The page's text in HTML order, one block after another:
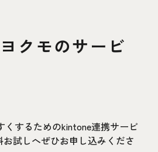
クモのサービ
くするためのkintone連携サービ
試しへぜひお申し込みくださ